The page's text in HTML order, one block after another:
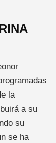
la
a su
su
se ha